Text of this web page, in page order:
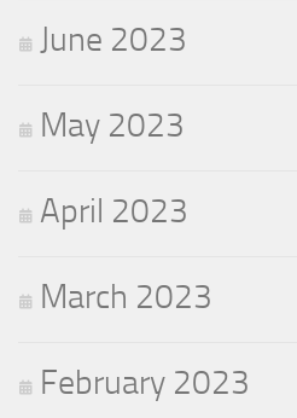
June 2023
May 2023
April 2023
March 2023
February 2023